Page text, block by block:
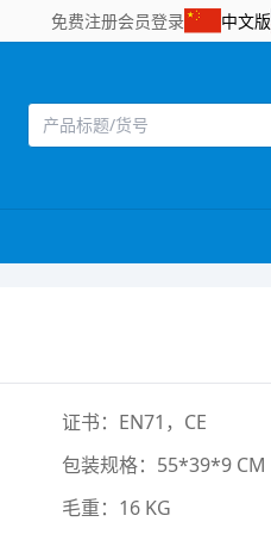
免费注册会员登录 中文版
证书：EN71，CE
包装规格：55*39*9 CM
毛重：16 KG